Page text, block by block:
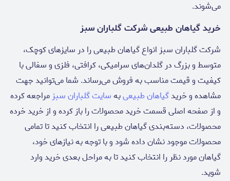
می‌شوند.
خرید گیاهان طبیعی شرکت گلباران سبز
شرکت گلباران سبز انواع گیاهان طبیعی را در سایزهای کوچک،
متوسط و بزرگ در گلدان‌های سرامیکی، کرافتی، فلزی و سفالی با
کیفیت و قیمت مناسب به فروش می‌رساند. شما می‌توانید جهت
مشاهده و خریدگیاهان طبیعیبهسایت گلباران سبز مراجعه کرده
و از صفحه اصلی قسمت خرید محصولات را باز کرده و از خرید خرده
محصولات، دسته‌بندی گیاهان طبیعی را انتخاب کنید تا تمامی
محصولات موجود نشان داده شود و با توجه به نیازهای خود،
گیاهان مورد نظر را انتخاب کنید تا به مراحل بعدی خرید وارد
شوید.